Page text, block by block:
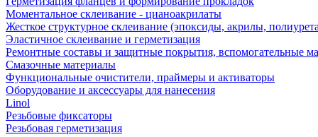
Моментальное склеивание - цианоакрилаты
Жесткое структурное склеивание (эпоксиды, акрилы,
Эластичное склеивание и герметизация
Ремонтные составы и защитные покрытия, вспомогательные
Смазочные материалы
Функциональные очистители, праймеры и активаторы
Оборудование и аксессуары для нанесения
Linol
Резьбовые фиксаторы
Резьбовая герметизация